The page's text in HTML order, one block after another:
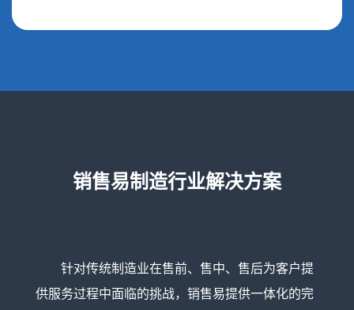
销售易制造行业解决方案
针对传统制造业在售前、售中、售后为客户提
供服务过程中面临的挑战，销售易提供一体化的完